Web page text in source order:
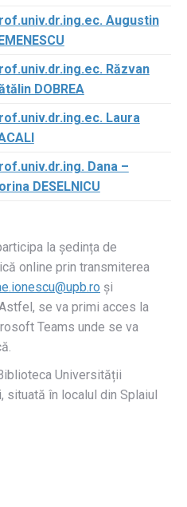
Augustin
Răzvan
DOBREA
Laura
Dana –
DESELNICU
la ședința de
online prin transmiterea
și
se va primi acces la
Teams unde se va
Universității
situată în localul din Splaiul